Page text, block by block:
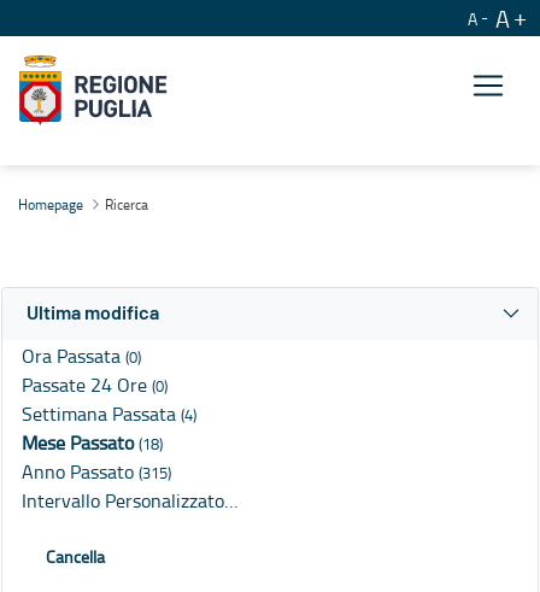
A A
Homepage Ricerca
Ultima modifica
Ora Passata (0)
Passate 24 Ore (0)
Settimana Passata (4)
Mese Passato(18)
Anno Passato (315)
Intervallo Personalizzato…
Cancella